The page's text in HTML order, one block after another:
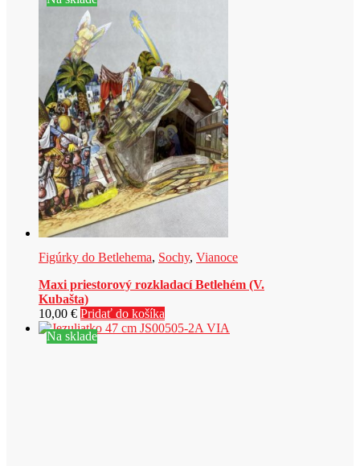
Figúrky do Betlehema, Sochy, Vianoce
Maxi priestorový rozkladací Betlehém (V.
Kubašta)
10,00 € Pridať do košíka
Na sklade